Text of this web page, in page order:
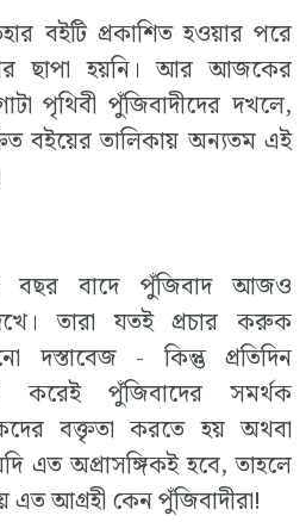
বইটি প্রকাশিত হওয়ার পরে
ছাপা হয়নি। আর আজকের
পৃথিবী পুঁজিবাদীদের দখলে,
বইয়ের তালিকায় অন্যতম এই
বছর বাদে পুঁজিবাদ আজও
তারা যতই প্রচার করুক
দস্তাবেজ - কিন্তু প্রতিদিন
করেই পুঁজিবাদের সমর্থক
বক্তৃতা করতে হয় অথবা
এত অপ্রাসঙ্গিকই হবে, তাহলে
এত আগ্রহী কেন পুঁজিবাদীরা!